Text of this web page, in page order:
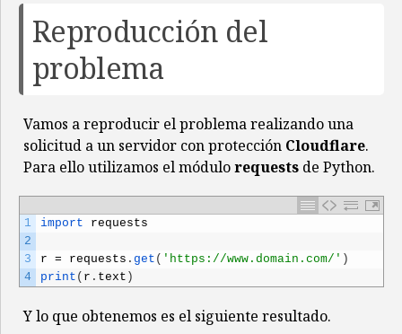
Reproducción del
problema
Vamos a reproducir el problema realizando una
solicitud a un servidor con protección Cloudflare.
Para ello utilizamos el módulorequests de Python.
1
2
3
4
import requests
r = requests . get ( 'https://www.domain.com/' )
print ( r . text )
Y lo que obtenemos es el siguiente resultado.